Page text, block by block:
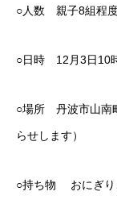
○人数 親子8組程
○日時 12月3日10
○場所 丹波市山南
らせします）
○持ち物 おにぎり